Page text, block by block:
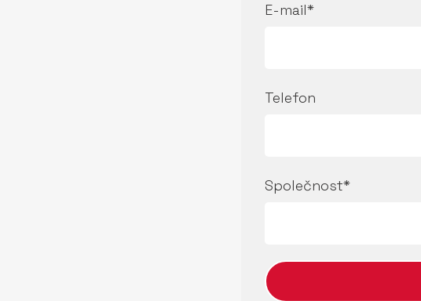
E-mail*
Telefon
Společnost*